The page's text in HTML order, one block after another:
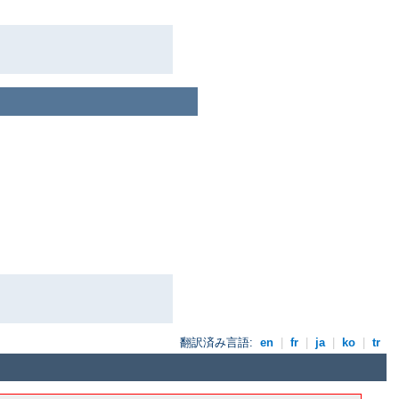
翻訳済み言語: en | fr | ja | ko | tr